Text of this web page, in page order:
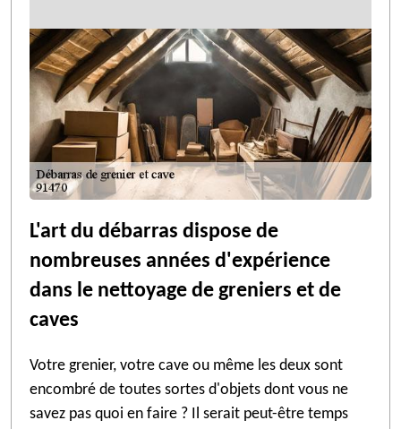
L'art du débarras dispose de
nombreuses années d'expérience
dans le nettoyage de greniers et de
caves
Votre grenier, votre cave ou même les deux sont
encombré de toutes sortes d'objets dont vous ne
savez pas quoi en faire ? Il serait peut-être temps